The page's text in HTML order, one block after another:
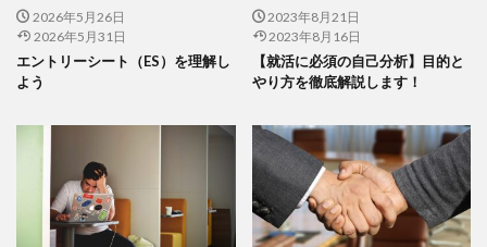
2026年5月26日
2026年5月31日
エントリーシート（ES）を理解し
よう
2023年8月21日
2023年8月16日
【就活に必須の自己分析】目的と
やり方を徹底解説します！